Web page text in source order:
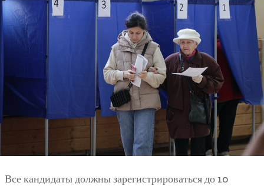
Все кандидаты должны зарегистрироваться до 10